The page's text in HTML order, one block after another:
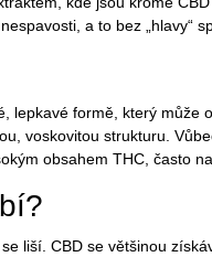
a to bez „hlavy“
lepkavé formě, který může
voskovitou strukturu.
obsahem THC, často
liší. CBD se většinou